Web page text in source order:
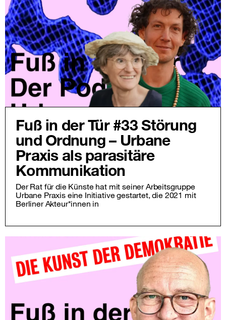
Fuß in der Tür #33 Störung
und Ordnung – Urbane
Praxis als parasitäre
Kommunikation
Der Rat für die Künste hat mit seiner Arbeitsgruppe
Urbane Praxis eine Initiative gestartet, die 2021 mit
Berliner Akteur*innen in